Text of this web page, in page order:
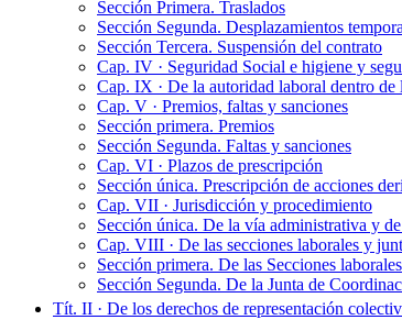
Sección Primera. Traslados
Sección Segunda. Desplazamientos
Sección Tercera. Suspensión del contrato
Cap. IV · Seguridad Social e higiene y
Cap. IX · De la autoridad laboral dentro de
Cap. V · Premios, faltas y sanciones
Sección primera. Premios
Sección Segunda. Faltas y sanciones
Cap. VI · Plazos de prescripción
Sección única. Prescripción de acciones
Cap. VII · Jurisdicción y procedimiento
Sección única. De la vía administrativa y
Cap. VIII · De las secciones laborales y
Sección primera. De las Secciones laborales
Sección Segunda. De la Junta de
Tít. II · De los derechos de representación